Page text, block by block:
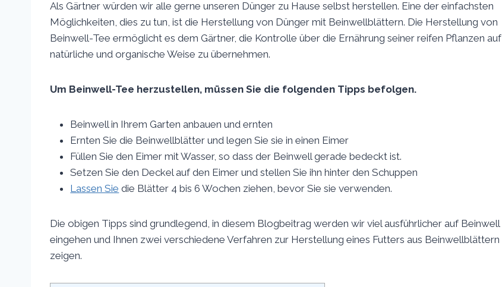
Als Gärtner würden wir alle gerne unseren Dünger zu Hause selbst herstellen. Eine der einfachsten
Möglichkeiten, dies zu tun, ist die Herstellung von Dünger mit Beinwellblättern. Die Herstellung von
Beinwell-Tee ermöglicht es dem Gärtner, die Kontrolle über die Ernährung seiner reifen Pflanzen auf
natürliche und organische Weise zu übernehmen.
Um Beinwell-Tee herzustellen, müssen Sie die folgenden Tipps befolgen.
Beinwell in Ihrem Garten anbauen und ernten
Ernten Sie die Beinwellblätter und legen Sie sie in einen Eimer
Füllen Sie den Eimer mit Wasser, so dass der Beinwell gerade bedeckt ist.
Setzen Sie den Deckel auf den Eimer und stellen Sie ihn hinter den Schuppen
Lassen Sie die Blätter 4 bis 6 Wochen ziehen, bevor Sie sie verwenden.
Die obigen Tipps sind grundlegend, in diesem Blogbeitrag werden wir viel ausführlicher auf Beinwell
eingehen und Ihnen zwei verschiedene Verfahren zur Herstellung eines Futters aus Beinwellblättern
zeigen.